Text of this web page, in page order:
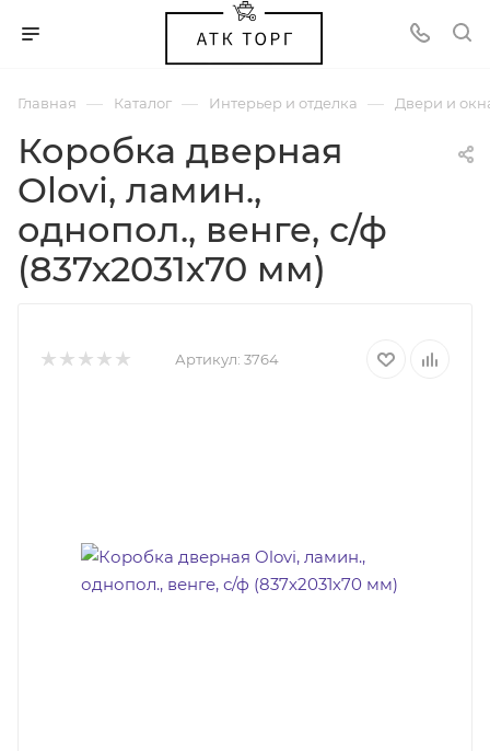
Главная — Каталог — Интерьер и отделка — Двери и
Коробка дверная
Olovi, ламин.,
однопол., венге, с/ф
(837х2031х70 мм)
Артикул: 3764